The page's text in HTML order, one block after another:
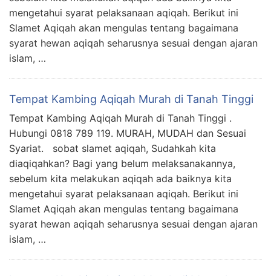
mengetahui syarat pelaksanaan aqiqah. Berikut ini
Slamet Aqiqah akan mengulas tentang bagaimana
syarat hewan aqiqah seharusnya sesuai dengan ajaran
islam, …
Tempat Kambing Aqiqah Murah di Tanah Tinggi
Tempat Kambing Aqiqah Murah di Tanah Tinggi .
Hubungi 0818 789 119. MURAH, MUDAH dan Sesuai
Syariat. sobat slamet aqiqah, Sudahkah kita
diaqiqahkan? Bagi yang belum melaksanakannya,
sebelum kita melakukan aqiqah ada baiknya kita
mengetahui syarat pelaksanaan aqiqah. Berikut ini
Slamet Aqiqah akan mengulas tentang bagaimana
syarat hewan aqiqah seharusnya sesuai dengan ajaran
islam, …